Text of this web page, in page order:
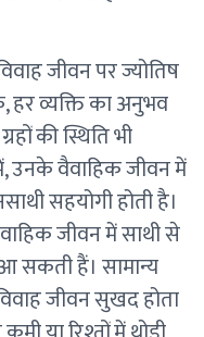
जीवन पर ज्योतिष
हर व्यक्ति का अनुभव
की स्थिति भी
उनके वैवाहिक जीवन में
सहयोगी होती है।
जीवन में साथी से
सकती हैं। सामान्य
जीवन सुखद होता